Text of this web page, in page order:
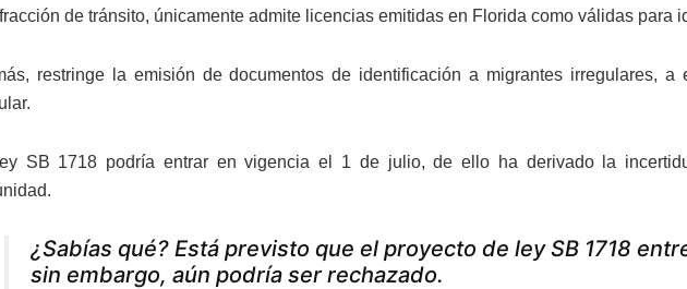
de tránsito, únicamente admite licencias emitidas en Florida como válidas para
restringe la emisión de documentos de identificación a migrantes irregulares, a
SB 1718 podría entrar en vigencia el 1 de julio, de ello ha derivado la
¿Sabías qué? Está previsto que el proyecto de ley SB 1718
sin embargo, aún podría ser rechazado.